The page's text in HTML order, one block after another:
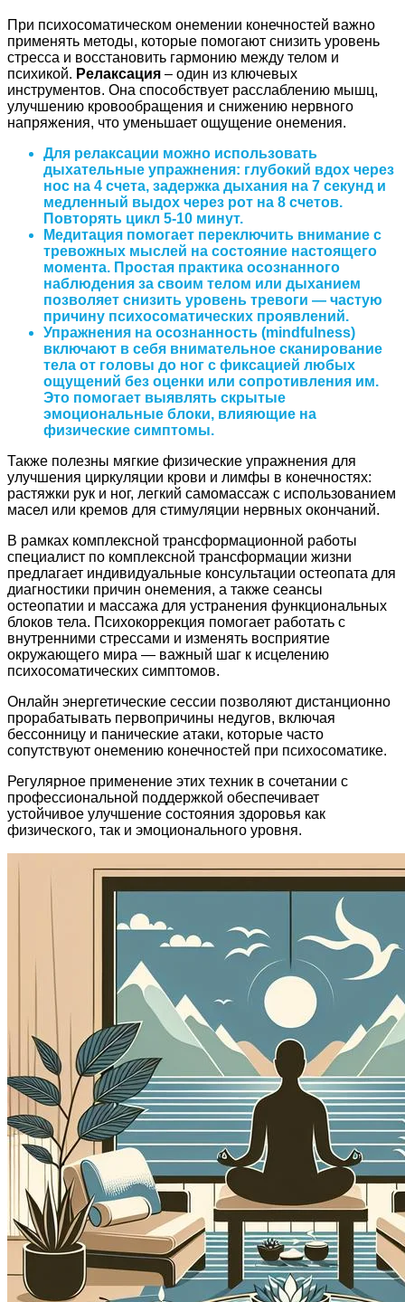
При психосоматическом онемении конечностей важно
применять методы, которые помогают снизить уровень
стресса и восстановить гармонию между телом и
психикой. Релаксация – один из ключевых
инструментов. Она способствует расслаблению мышц,
улучшению кровообращения и снижению нервного
напряжения, что уменьшает ощущение онемения.
Для релаксации можно использовать
дыхательные упражнения: глубокий вдох через
нос на 4 счета, задержка дыхания на 7 секунд и
медленный выдох через рот на 8 счетов.
Повторять цикл 5-10 минут.
Медитация помогает переключить внимание с
тревожных мыслей на состояние настоящего
момента. Простая практика осознанного
наблюдения за своим телом или дыханием
позволяет снизить уровень тревоги — частую
причину психосоматических проявлений.
Упражнения на осознанность (mindfulness)
включают в себя внимательное сканирование
тела от головы до ног с фиксацией любых
ощущений без оценки или сопротивления им.
Это помогает выявлять скрытые
эмоциональные блоки, влияющие на
физические симптомы.
Также полезны мягкие физические упражнения для
улучшения циркуляции крови и лимфы в конечностях:
растяжки рук и ног, легкий самомассаж с использованием
масел или кремов для стимуляции нервных окончаний.
В рамках комплексной трансформационной работы
специалист по комплексной трансформации жизни
предлагает индивидуальные консультации остеопата для
диагностики причин онемения, а также сеансы
остеопатии и массажа для устранения функциональных
блоков тела. Психокоррекция помогает работать с
внутренними стрессами и изменять восприятие
окружающего мира — важный шаг к исцелению
психосоматических симптомов.
Онлайн энергетические сессии позволяют дистанционно
прорабатывать первопричины недугов, включая
бессонницу и панические атаки, которые часто
сопутствуют онемению конечностей при психосоматике.
Регулярное применение этих техник в сочетании с
профессиональной поддержкой обеспечивает
устойчивое улучшение состояния здоровья как
физического, так и эмоционального уровня.